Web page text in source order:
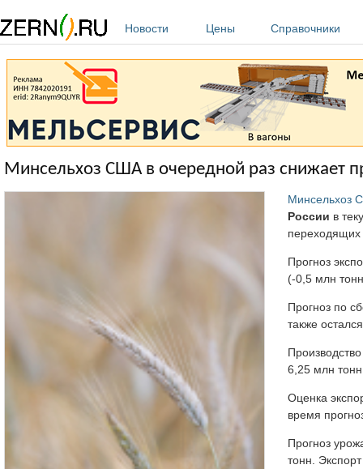
Новости
Цены Справочники
Минсельхоз США в очередной раз снижает
Минсельхоз
России в
Прогноз
(-0,5 млн
Прогноз по
также
6,25 млн
Оценка
время
Прогноз
тонн.